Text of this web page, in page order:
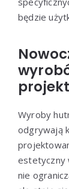
będzie
Wyroby
odgrywają
estetyczny
nie